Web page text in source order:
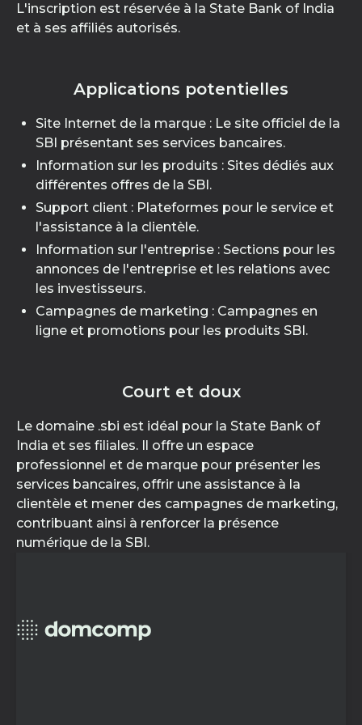
L'inscription est réservée à la State Bank of India
et à ses affiliés autorisés.
Applications potentielles
Site Internet de la marque : Le site officiel de la
SBI présentant ses services bancaires.
Information sur les produits : Sites dédiés aux
différentes offres de la SBI.
Support client : Plateformes pour le service et
l'assistance à la clientèle.
Information sur l'entreprise : Sections pour les
annonces de l'entreprise et les relations avec
les investisseurs.
Campagnes de marketing : Campagnes en
ligne et promotions pour les produits SBI.
Court et doux
Le domaine .sbi est idéal pour la State Bank of
India et ses filiales. Il offre un espace
professionnel et de marque pour présenter les
services bancaires, offrir une assistance à la
clientèle et mener des campagnes de marketing,
contribuant ainsi à renforcer la présence
numérique de la SBI.